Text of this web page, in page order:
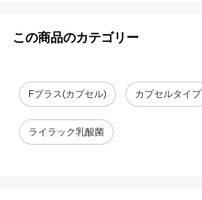
この商品のカテゴリー
Fプラス(カプセル) カプセルタイプ
ライラック乳酸菌